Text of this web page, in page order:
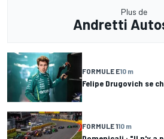
Plus de
Andretti
FORMULE E10 m
Felipe Drugovich se
FORMULE 110 m